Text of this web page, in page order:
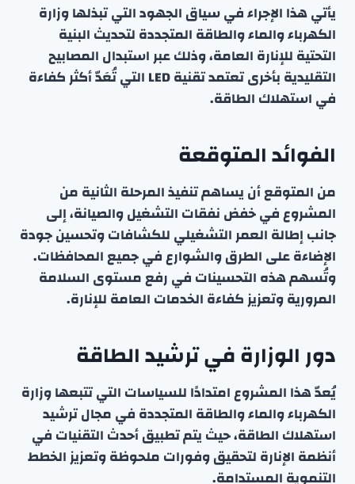
يأتي هذا الإجراء في سياق الجهود التي تبذلها وزارة
الكهرباء والماء والطاقة المتجددة لتحديث البنية
التحتية للإنارة العامة، وذلك عبر استبدال المصابيح
التقليدية بأخرى تعتمد تقنية LED التي تُعَدّ أكثر كفاءة
في استهلاك الطاقة.
الفوائد المتوقعة
من المتوقع أن يساهم تنفيذ المرحلة الثانية من
المشروع في خفض نفقات التشغيل والصيانة، إلى
جانب إطالة العمر التشغيلي للكشافات وتحسين جودة
الإضاءة على الطرق والشوارع في جميع المحافظات.
وتُسهم هذه التحسينات في رفع مستوى السلامة
المرورية وتعزيز كفاءة الخدمات العامة للإنارة.
دور الوزارة في ترشيد الطاقة
يُعدّ هذا المشروع امتدادًا للسياسات التي تتبعها وزارة
الكهرباء والماء والطاقة المتجددة في مجال ترشيد
استهلاك الطاقة، حيث يتم تطبيق أحدث التقنيات في
أنظمة الإنارة لتحقيق وفورات ملحوظة وتعزيز الخطط
التنموية المستدامة.